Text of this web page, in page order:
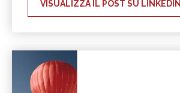
VISUALIZZA IL POST SU LINKEDIN